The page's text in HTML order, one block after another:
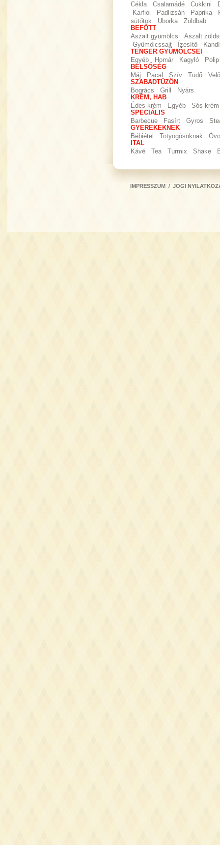
Cékla
Csalamádé Cukkini
Karfiol
Padlizsán Paprika
sütőtök
Uborka
Zöldbab
BEFŐTT
Aszalt gyümölcs
Aszalt
Gyümölcssajt
Ízesítő
TENGER GYÜMÖLCSEI
Egyéb
Homár Kagyló
Polip
BELSŐSÉG
Máj
Pacal Szív Tüdő
Velő
SZABADTŰZÖN
Bogrács
Grill
Nyárs
KRÉM, HAB
Édes krém
Egyéb
Sós krém
SPECIÁLIS
Barbecue
Fasírt Gyros
GYEREKEKNEK
Bébiétel
Totyogósoknak
ITAL
Kávé
Tea Turmix Shake
IMPRESSZUM / JOGI